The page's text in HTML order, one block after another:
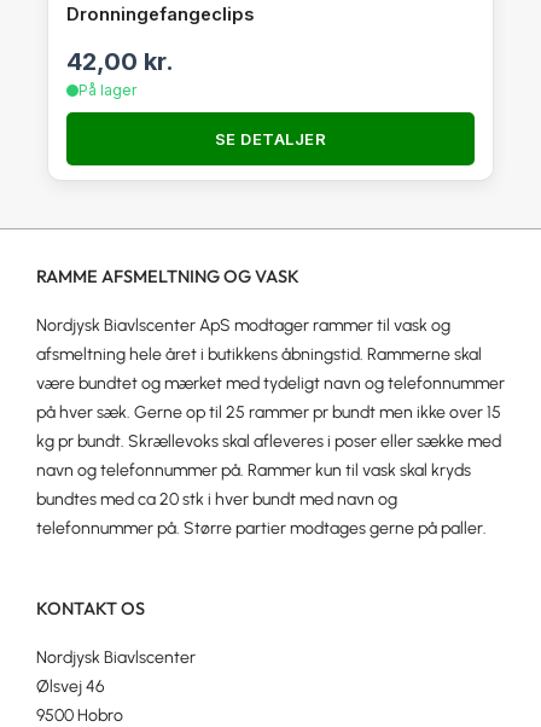
Dronningefangeclips
42,00 kr.
På lager
SE DETALJER
RAMME AFSMELTNING OG VASK
Nordjysk Biavlscenter ApS modtager rammer til vask og
afsmeltning hele året i butikkens åbningstid. Rammerne skal
være bundtet og mærket med tydeligt navn og telefonnummer
på hver sæk. Gerne op til 25 rammer pr bundt men ikke over 15
kg pr bundt. Skrællevoks skal afleveres i poser eller sække med
navn og telefonnummer på. Rammer kun til vask skal kryds
bundtes med ca 20 stk i hver bundt med navn og
telefonnummer på. Større partier modtages gerne på paller.
KONTAKT OS
Nordjysk Biavlscenter
Ølsvej 46
9500 Hobro